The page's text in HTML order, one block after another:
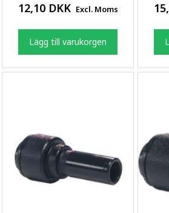
12,10 DKK Excl. Moms
Lägg till varukorgen